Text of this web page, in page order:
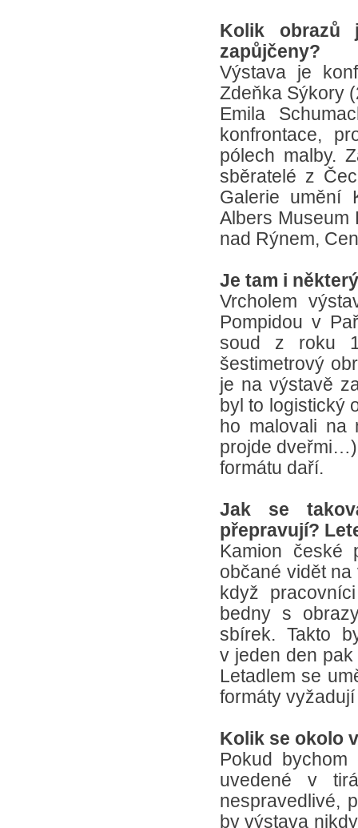
Kolik obrazů
zapůjčeny?
Výstava je
Zdeňka Sýkory
Emila
konfrontace,
pólech malby.
sběratelé z
Galerie umění
Albers Museum
nad Rýnem,
Je tam i
Vrcholem
Pompidou v
soud z roku
šestimetrový
je na výstavě
byl to logistický
ho malovali na
projde
formátu daří.
Jak se
přepravují?
Kamion české
občané vidět
když
bedny s
sbírek. Takto
v jeden den
Letadlem se
formáty
Kolik se okolo
Pokud
uvedené v
nespravedlivé,
by výstava